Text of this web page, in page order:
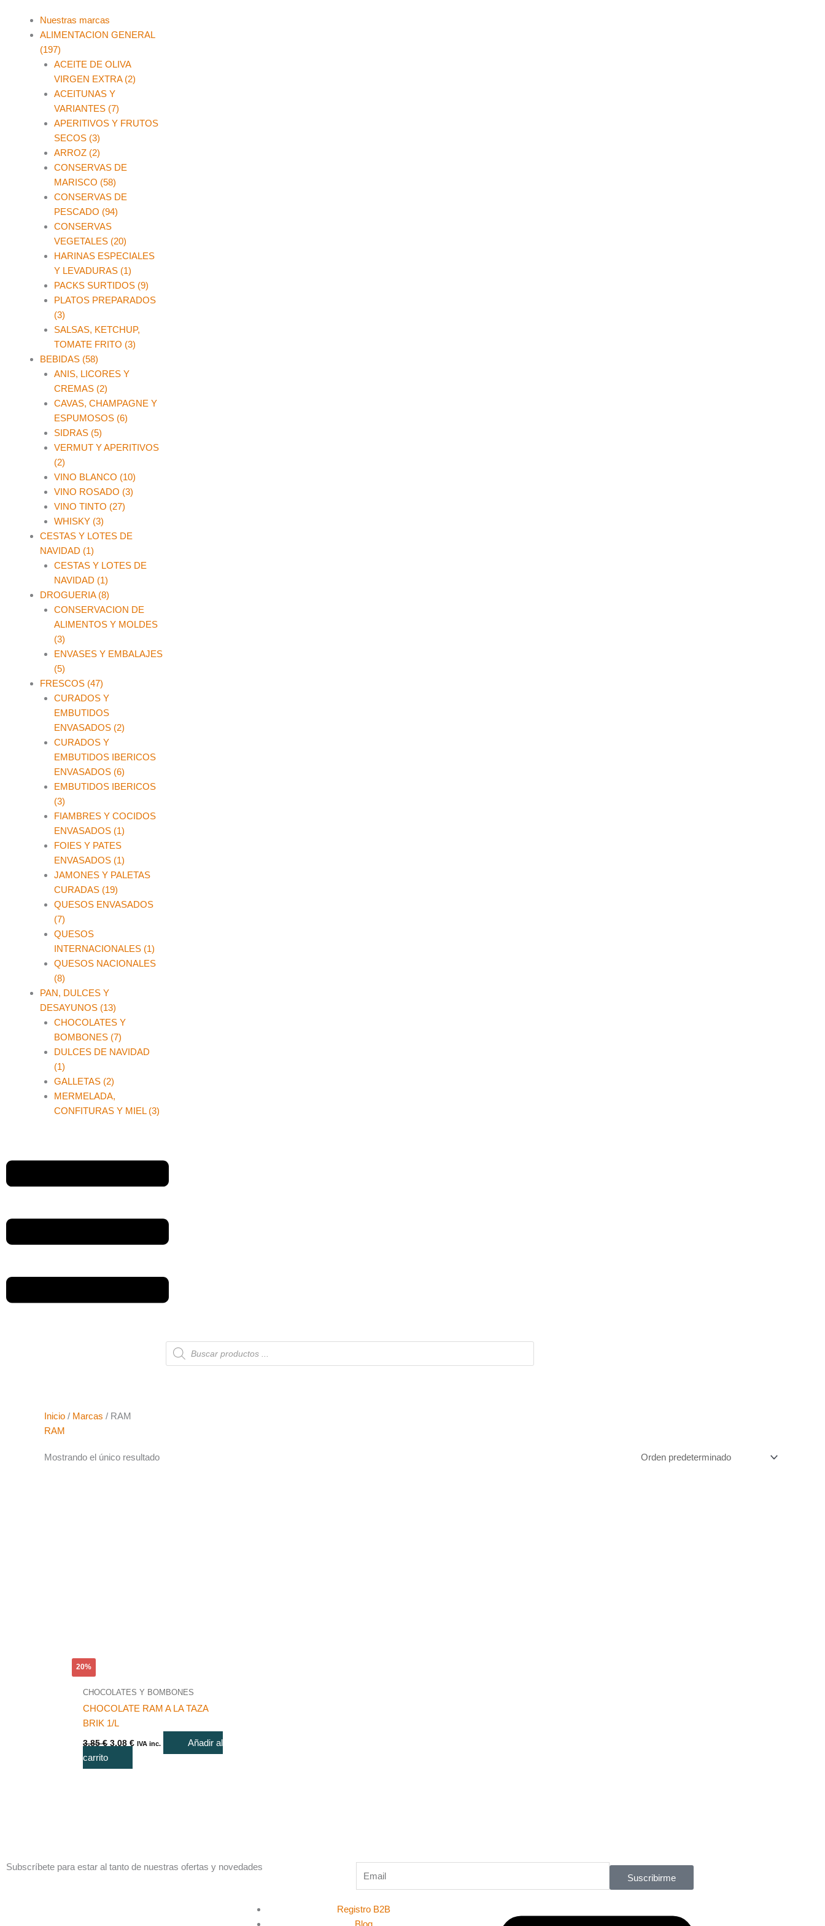
Main
Menu
Nuestras marcas
ALIMENTACION GENERAL
(197)
ACEITE DE OLIVA
VIRGEN EXTRA (2)
ACEITUNAS Y
VARIANTES (7)
APERITIVOS Y FRUTOS
SECOS (3)
ARROZ (2)
CONSERVAS DE
MARISCO (58)
CONSERVAS DE
PESCADO (94)
CONSERVAS
VEGETALES (20)
HARINAS ESPECIALES
Y LEVADURAS (1)
PACKS SURTIDOS (9)
PLATOS PREPARADOS
(3)
SALSAS, KETCHUP,
TOMATE FRITO (3)
BEBIDAS (58)
ANIS, LICORES Y
CREMAS (2)
CAVAS, CHAMPAGNE Y
ESPUMOSOS (6)
SIDRAS (5)
VERMUT Y APERITIVOS
(2)
VINO BLANCO (10)
VINO ROSADO (3)
VINO TINTO (27)
WHISKY (3)
CESTAS Y LOTES DE
NAVIDAD (1)
CESTAS Y LOTES DE
NAVIDAD (1)
DROGUERIA (8)
CONSERVACION DE
ALIMENTOS Y MOLDES
(3)
ENVASES Y EMBALAJES
(5)
FRESCOS (47)
CURADOS Y
EMBUTIDOS
ENVASADOS (2)
CURADOS Y
EMBUTIDOS IBERICOS
ENVASADOS (6)
EMBUTIDOS IBERICOS
(3)
FIAMBRES Y COCIDOS
ENVASADOS (1)
FOIES Y PATES
ENVASADOS (1)
JAMONES Y PALETAS
CURADAS (19)
QUESOS ENVASADOS
(7)
QUESOS
INTERNACIONALES (1)
QUESOS NACIONALES
(8)
PAN, DULCES Y
DESAYUNOS (13)
CHOCOLATES Y
BOMBONES (7)
DULCES DE NAVIDAD
(1)
GALLETAS (2)
MERMELADA,
CONFITURAS Y MIEL (3)
Búsqueda
de
productos
Inicio / Marcas / RAM
RAM
Mostrando el único resultado
20%
CHOCOLATES Y BOMBONES
CHOCOLATE RAM A LA TAZA
BRIK 1/L
3,85€ 3,08 € IVA inc.
Añadir al
carrito
Subscríbete para estar al tanto de nuestras ofertas y novedades
Suscribirme
Registro B2B